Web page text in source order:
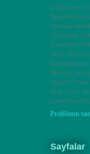
yılları arası
Başmüfettişi
yazında
62.dönem
Enstitüsü
olup; Gazete/
konularda
Birleşik
isimli 2 kitabı
Web sitesi:
Profilimin
Sayfalar